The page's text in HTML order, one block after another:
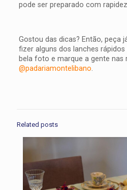
pode ser preparado com
Gostou das dicas? Então, peça
fizer alguns dos lanches rápidos
bela foto e marque a gente nas
@padariamontelibano
Related posts